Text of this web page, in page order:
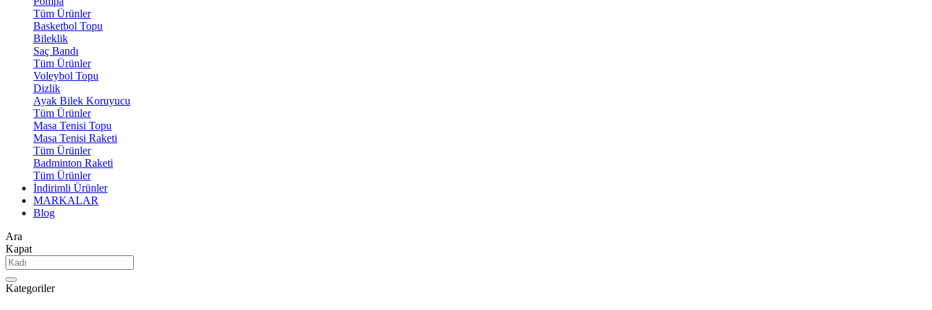
Tüm Ürünler
Basketbol Topu
Bileklik
Saç Bandı
Tüm Ürünler
Voleybol Topu
Dizlik
Ayak Bilek Koruyucu
Tüm Ürünler
Masa Tenisi Topu
Masa Tenisi Raketi
Tüm Ürünler
Badminton Raketi
Tüm Ürünler
İndirimli Ürünler
MARKALAR
Blog
Ara
Kapat
Kategoriler